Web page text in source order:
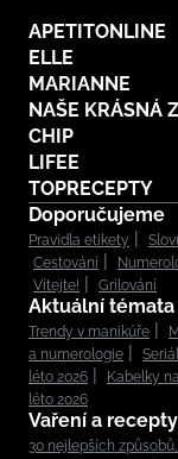
APETITONLINE
ELLE
MARIANNE
NAŠE KRÁSNÁ
CHIP
LIFEE
TOPRECEPTY
Doporučujeme
Pravidla etikety
Cestování
Vítejte!
Grilování
Aktuální témata
Trendy v manikúře
a numerologie
léto 2026
Kabelky
léto 2026
Vaření a recepty
30 nejlepších